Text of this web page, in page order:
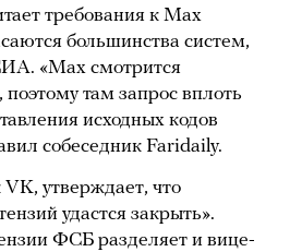
требования к Maх
большинства систем,
«Maх смотрится
поэтому там запрос вплоть
исходных кодов
собеседник Faridaily.
утверждает, что
удастся закрыть».
ФСБ разделяет и вице-